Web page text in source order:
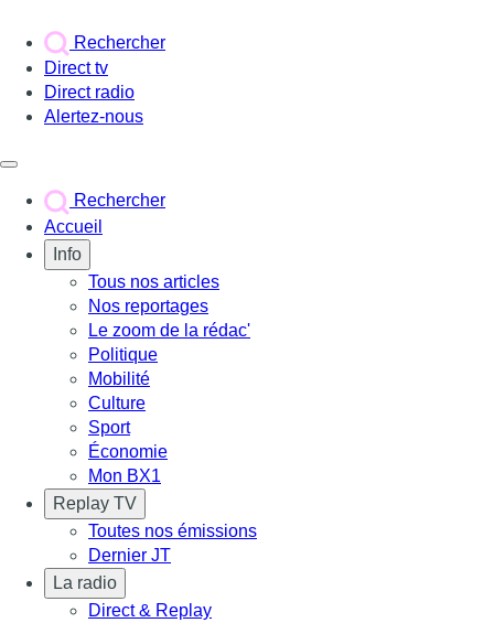
Rechercher
Direct tv
Direct radio
Alertez-nous
Rechercher
Accueil
Info
Tous nos articles
Nos reportages
Le zoom de la rédac'
Politique
Mobilité
Culture
Sport
Économie
Mon BX1
Replay TV
Toutes nos émissions
Dernier JT
La radio
Direct & Replay